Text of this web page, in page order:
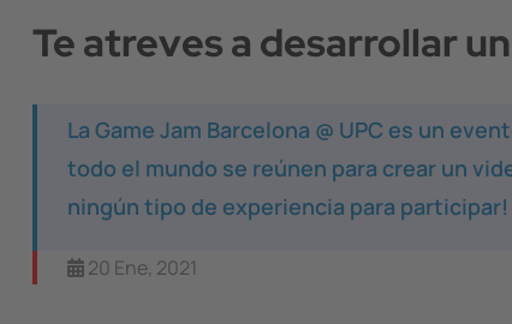
Te atreves a desarrollar
La Game Jam Barcelona @ UPC es un
todo el mundo se reúnen para crear un
ningún tipo de experiencia para participar!
20 Ene, 2021